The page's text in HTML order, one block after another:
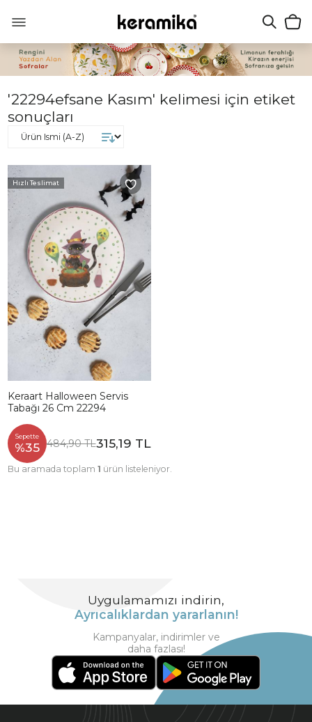
'22294efsane Kasım' kelimesi için etiket
sonuçları
Hızlı Teslimat
Keraart Halloween Servis
Tabağı 26 Cm 22294
Sepette
%35 484,90 TL315,19 TL
Bu aramada toplam 1 ürün listeleniyor.
Uygulamamızı indirin,
Ayrıcalıklardan yararlanın!
Kampanyalar, indirimler ve
daha fazlası!